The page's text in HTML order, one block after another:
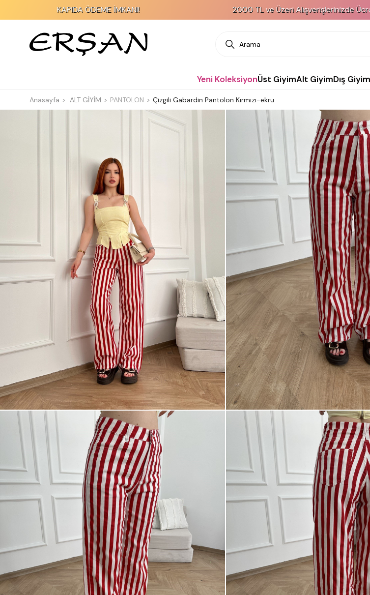
KAPIDA ÖDEME İMKANI! 2000 TL ve Üzeri Alışverişlerinizde Ücretsiz
Yeni KoleksiyonÜst GiyimAlt GiyimDış Giyim
Anasayfa ALT GİYİM PANTOLON Çizgili Gabardin Pantolon Kırmızı-ekru